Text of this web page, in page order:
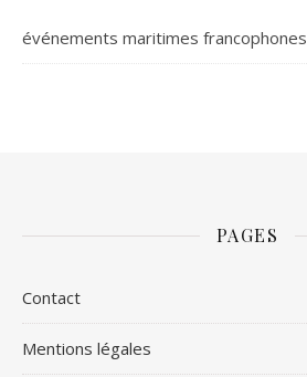
événements maritimes francophones
PAGES
Contact
Mentions légales